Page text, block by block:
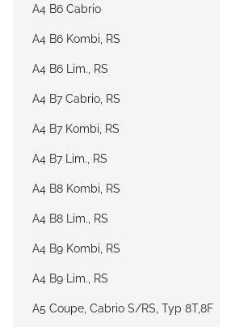
A4 B6 Cabrio
A4 B6 Kombi, RS
A4 B6 Lim., RS
A4 B7 Cabrio, RS
A4 B7 Kombi, RS
A4 B7 Lim., RS
A4 B8 Kombi, RS
A4 B8 Lim., RS
A4 B9 Kombi, RS
A4 B9 Lim., RS
A5 Coupe, Cabrio S/RS, Typ 8T,8F